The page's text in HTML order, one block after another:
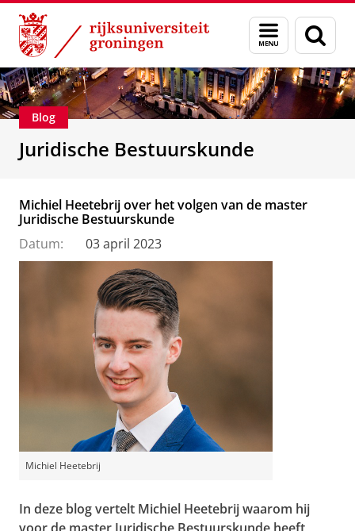
Skip
Content
Skip
Navigation
Menu
en
zoeken
Over ons Voorlichting
Blog
Juridische Bestuurskunde
Michiel Heetebrij over het volgen van de master
Juridische Bestuurskunde
Datum:
03 april 2023
Michiel Heetebrij
In deze blog vertelt Michiel Heetebrij waarom hij
voor de master Juridische Bestuurskunde heeft